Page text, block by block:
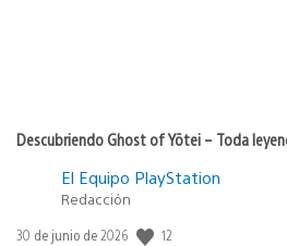
Descubriendo Ghost of Yōtei – Toda
El Equipo PlayStation
Redacción
Fecha
30 de junio de 2026 12